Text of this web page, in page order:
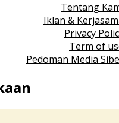
Tentang
Iklan &
Privacy
Term of
Pedoman Media